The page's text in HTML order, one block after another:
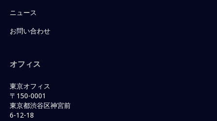
ニュース
お問い合わせ
オフィス
東京オフィス
〒150-0001
東京都渋谷区神宮前
6-12-18